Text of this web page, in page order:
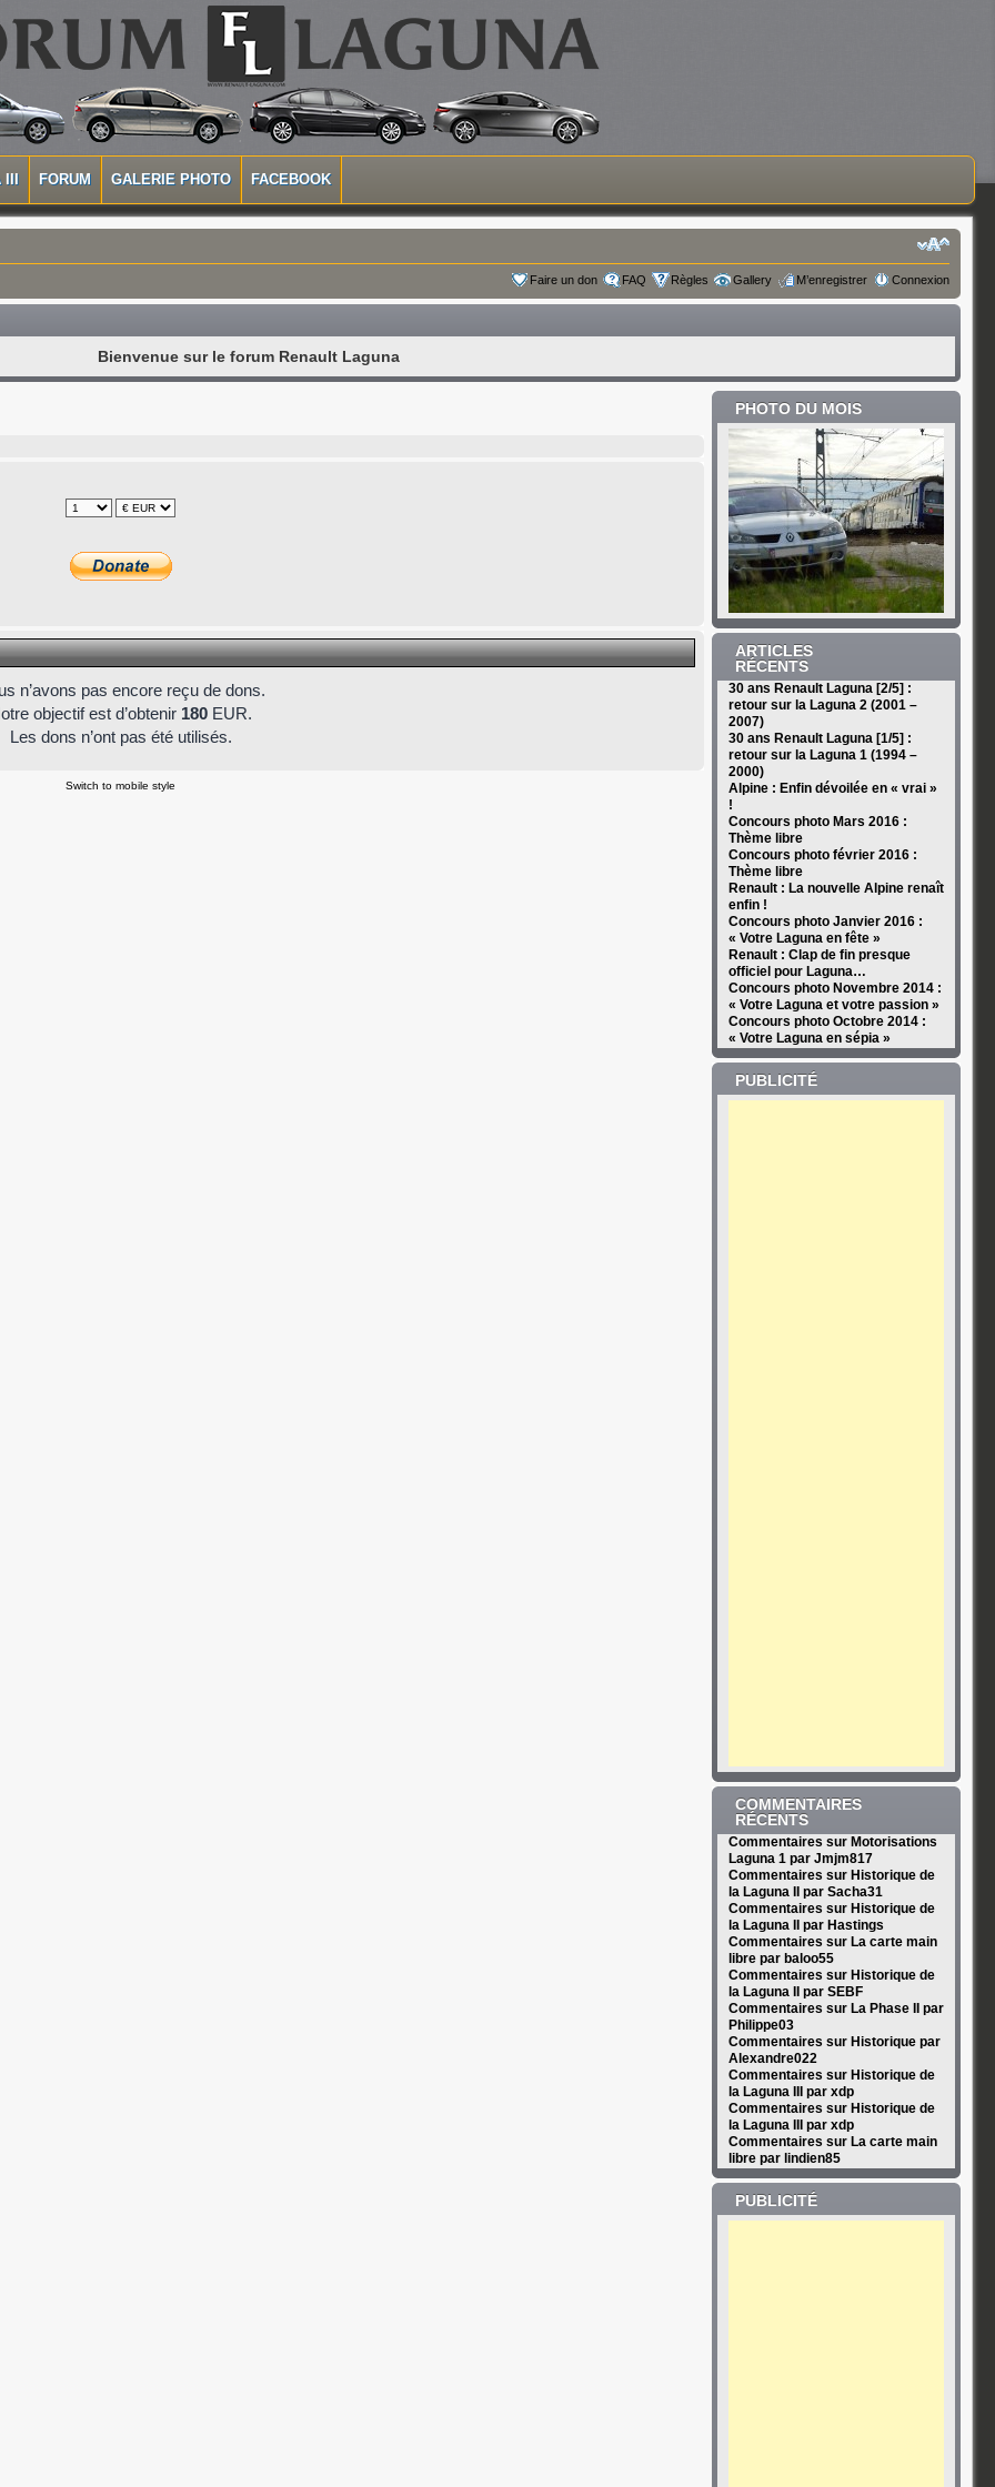
III FORUM GALERIE PHOTO FACEBOOK
Faire un don FAQ Règles Gallery M’enregistrer Connexion
Bienvenue sur le forum Renault Laguna
n’avons pas encore reçu de dons.
objectif est d’obtenir 180 EUR.
Les dons n’ont pas été utilisés.
Switch to mobile style
PHOTO DU MOIS
ARTICLES
RÉCENTS
30 ans Renault Laguna [2/5] :
retour sur la Laguna 2 (2001 –
2007)
30 ans Renault Laguna [1/5] :
retour sur la Laguna 1 (1994 –
2000)
Alpine : Enfin dévoilée en « vrai »
!
Concours photo Mars 2016 :
Thème libre
Concours photo février 2016 :
Thème libre
Renault : La nouvelle Alpine renaît
enfin !
Concours photo Janvier 2016 :
« Votre Laguna en fête »
Renault : Clap de fin presque
officiel pour Laguna…
Concours photo Novembre 2014 :
« Votre Laguna et votre passion »
Concours photo Octobre 2014 :
« Votre Laguna en sépia »
PUBLICITÉ
COMMENTAIRES
RÉCENTS
Commentaires sur Motorisations
Laguna 1 par Jmjm817
Commentaires sur Historique de
la Laguna II par Sacha31
Commentaires sur Historique de
la Laguna II par Hastings
Commentaires sur La carte main
libre par baloo55
Commentaires sur Historique de
la Laguna II par SEBF
Commentaires sur La Phase II par
Philippe03
Commentaires sur Historique par
Alexandre022
Commentaires sur Historique de
la Laguna III par xdp
Commentaires sur Historique de
la Laguna III par xdp
Commentaires sur La carte main
libre par lindien85
PUBLICITÉ